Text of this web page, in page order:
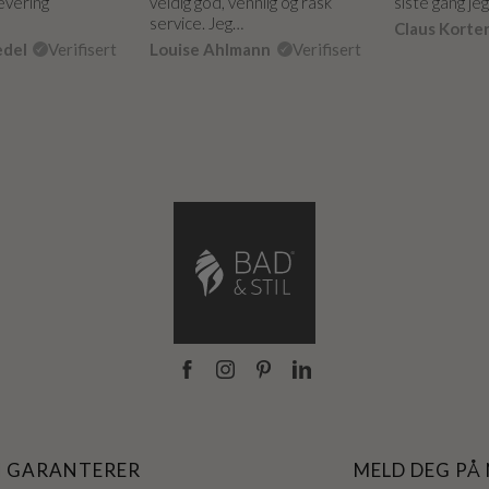
Verifisert
service. Jeg…
Louise Ahlmann
Verifisert
Claus
GARANTERER MELD DEG